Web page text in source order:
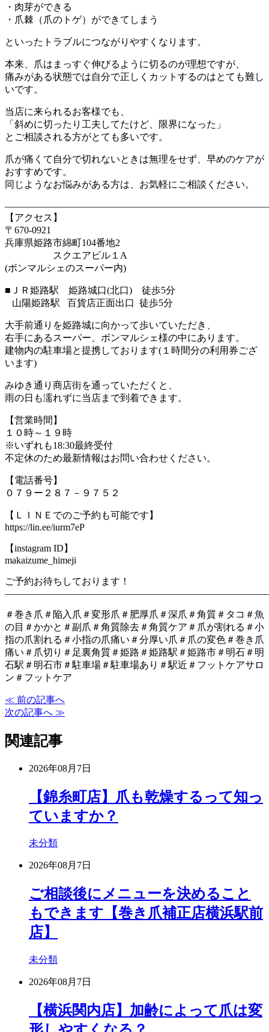
・肉芽ができる
・爪棘（爪のトゲ）ができてしまう
といったトラブルにつながりやすくなります。
本来、爪はまっすぐ伸びるように切るのが理想ですが、
痛みがある状態では自分で正しくカットするのはとても難し
いです。
当店に来られるお客様でも、
「斜めに切ったり工夫してたけど、限界になった」
とご相談される方がとても多いです。
爪が痛くて自分で切れないときは無理をせず、早めのケアが
おすすめです。
同じようなお悩みがある方は、お気軽にご相談ください。
【アクセス】
〒670‐0921
兵庫県姫路市綿町104番地2
スクエアビル１A
(ボンマルシェのスーパー内)
■ＪＲ姫路駅 姫路城口(北口) 徒歩5分
山陽姫路駅 百貨店正面出口 徒歩5分
大手前通りを姫路城に向かって歩いていただき、
右手にあるスーパー、ボンマルシェ様の中にあります。
建物内の駐車場と提携しております(１時間分の利用券ござ
います)
みゆき通り商店街を通っていただくと、
雨の日も濡れずに当店まで到着できます。
【営業時間】
１０時～１９時
※いずれも18:30最終受付
不定休のため最新情報はお問い合わせください。
【電話番号】
０７９ー２８７－９７５２
【ＬＩＮＥでのご予約も可能です】
https://lin.ee/iurm7eP
【instagram ID】
makaizume_himeji
ご予約お待ちしております！
＃巻き爪＃陥入爪＃変形爪＃肥厚爪＃深爪＃角質＃タコ＃魚
の目＃かかと＃副爪＃角質除去＃角質ケア＃爪が割れる＃小
指の爪割れる＃小指の爪痛い＃分厚い爪＃爪の変色＃巻き爪
痛い＃爪切り＃足裏角質＃姫路＃姫路駅＃姫路市＃明石＃明
石駅＃明石市＃駐車場＃駐車場あり＃駅近＃フットケアサロ
ン＃フットケア
≪ 前の記事へ
次の記事へ ≫
関連記事
2026年08月7日
【錦糸町店】爪も乾燥するって知っ
ていますか？
未分類
2026年08月7日
ご相談後にメニューを決めること
もできます【巻き爪補正店横浜駅前
店】
未分類
2026年08月7日
【横浜関内店】加齢によって爪は変